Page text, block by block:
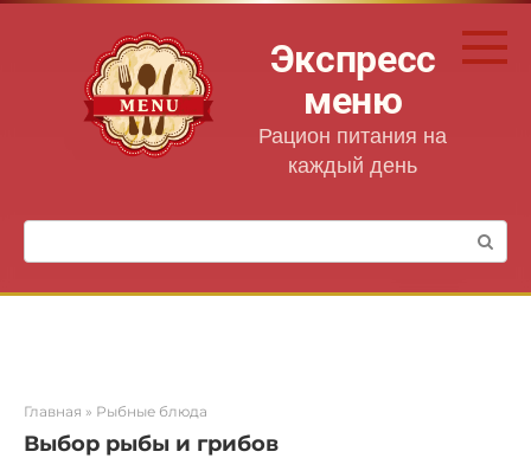
Перейти
Экспресс
меню
Рацион питания на
каждый день
Поиск:
Главная » Рыбные блюда
Выбор рыбы и грибов